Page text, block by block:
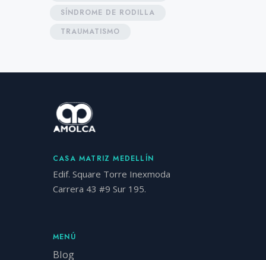
SÍNDROME DE RODILLA
TRAUMATISMO
CASA MATRIZ MEDELLÍN
Edif. Square Torre Inexmoda
Carrera 43 #9 Sur 195.
MENÚ
Blog